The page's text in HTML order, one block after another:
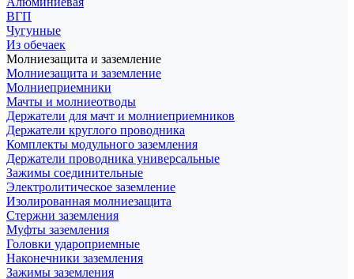
ВГП
Чугунные
Из обечаек
Молниезащита и заземление
Молниезащита и заземление
Молниеприемники
Мачты и молниеотводы
Держатели для мачт и молниеприемников
Держатели круглого проводника
Комплекты модульного заземления
Держатели проводника универсальные
Зажимы соединительные
Электролитическое заземление
Изолированная молниезащита
Стержни заземления
Муфты заземления
Головки удароприемные
Наконечники заземления
Зажимы заземления